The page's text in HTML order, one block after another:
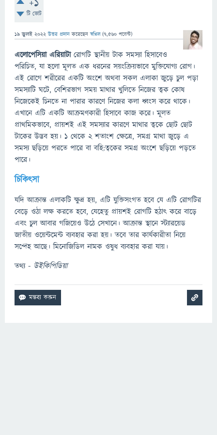
টি ভোট
19 জুলাই 2022 উত্তর প্রদান করেছেনস্বপ্নিল (7,560 পয়েন্ট)
এলোপেসিয়া এরিয়াটারোগটি স্থানীয় টাক সমস্যা হিসাবেও
পরিচিত, যা হলো মূলত এক ধরনের সয়ংক্রিয়ভাবে মুক্তিযোগ্য রোগ।
এই রোগে শরীরের একটি অংশে অথবা সকল এলাকা জুড়ে চুল পড়া
সমস্যাটি ঘটে, বেশিরভাগ সময় মাথার খুলিতে নিজের ত্বক কোষ
নিজেকেই চিনতে না পারার কারণে নিজের কলা ধ্বংস করে থাকে।
এখানে এটি একটি আক্রমণকারী হিসাবে কাজ করে। মূলত
প্রাথমিকভাবে, প্রায়শই এই সমস্যার কারণে মাথার ত্বকে ছোট ছোট
টাকের উদ্ভব হয়। ১ থেকে ২ শতাংশ ক্ষেত্রে, সমগ্র মাথা জুড়ে এ
সমস্য ছড়িয়ে পরতে পারে বা বহি:ত্বকের সমগ্র অংশে ছড়িয়ে পড়তে
পারে।
চিকিৎসা
যদি আক্রান্ত এলাকটি ক্ষুদ্র হয়, এটি যুক্তিসংগত হবে যে এটি রোগটির
বেড়ে ওঠা লক্ষ করতে হবে, যেহেতু প্রায়শই রোগটি হঠাৎ করে বাড়ে
এবং চুল আবার গজিয়েও উঠে সেখানে। আক্রান্ত স্থানে স্ট্যারয়েড
জাতীয় ওয়েন্টমেন্ট ব্যবহার করা হয়। তবে তার কার্যকারীতা নিয়ে
সন্দেহ আছে। মিনোজিডিল নামক ওষুধ ব্যবহার করা যায়।
তথ্য - ​​​​​উইকিপিডিয়া